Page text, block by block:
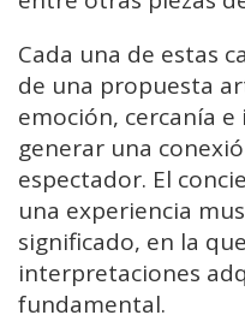
Cada una de estas
de una propuesta
emoción, cercanía
generar una
espectador. El
una experiencia
significado, en la
interpretaciones
fundamental.